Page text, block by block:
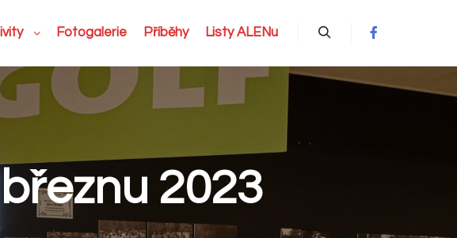
Fotogalerie Příběhy Listy ALENu
2023